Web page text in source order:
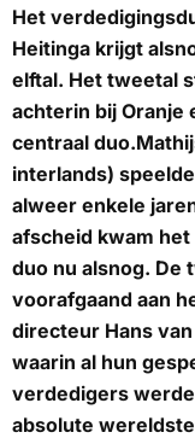
Het
Heitinga krijgt
elftal. Het tweetal
achterin bij Oranje
centraal
interlands)
alweer enkele
afscheid kwam
duo nu alsnog. De
voorafgaand aan
directeur Hans
waarin al hun
verdedigers
absolute